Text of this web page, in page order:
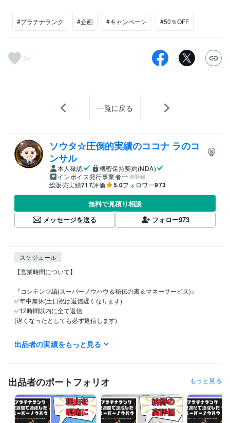
#プラチナランク #企画 #キャンペーン #50％OFF
24
一覧に戻る
ソウタ☆圧倒的実績のココナ ラのコ
ンサル
本人確認
機密保持契約(NDA)
インボイス発行事業者
未登録
総販売実績717評価 5.0フォロワー973
無料で見積り相談
メッセージを送る
フォロー973
スケジュール
【営業時間について】
『コンテンツ編(スーパーノウハウ＆秘伝の書＆マネーサービス)』
✅年中無休(土日祝は返信遅くなります)
✅12時間以内に全て返信
(遅くなったとしても必ず返信します)
※活動時間は主に9:00～20:00
(20:00以降のお問い合わせに関しては翌朝の返答となります)
✅基本的に作業は平日のみ(土日祝は返信遅くなります)
✅12時間以内に全て返信
(遅くなったとしても必ず返信します)
※活動時間は主に9:00～20:00
(20:00以降のお問い合わせに関しては翌朝の返答となります)
出品者の実績をもっと見る
出品者のポートフォリオ もっと見る